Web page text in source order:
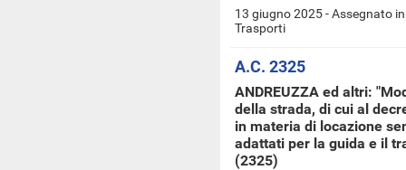
13 giugno 2025 - Assegnato
Trasporti
A.C. 2325
ANDREUZZA ed altri:
della strada, di cui al
in materia di locazione
adattati per la guida e il
(2325)